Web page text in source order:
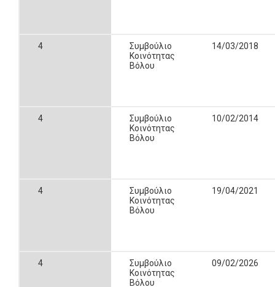
4
Συμβούλιο
Κοινότητας
Βόλου
14/03/2018
4
Συμβούλιο
Κοινότητας
Βόλου
10/02/2014
4
Συμβούλιο
Κοινότητας
Βόλου
19/04/2021
4
Συμβούλιο
Κοινότητας
Βόλου
09/02/2026